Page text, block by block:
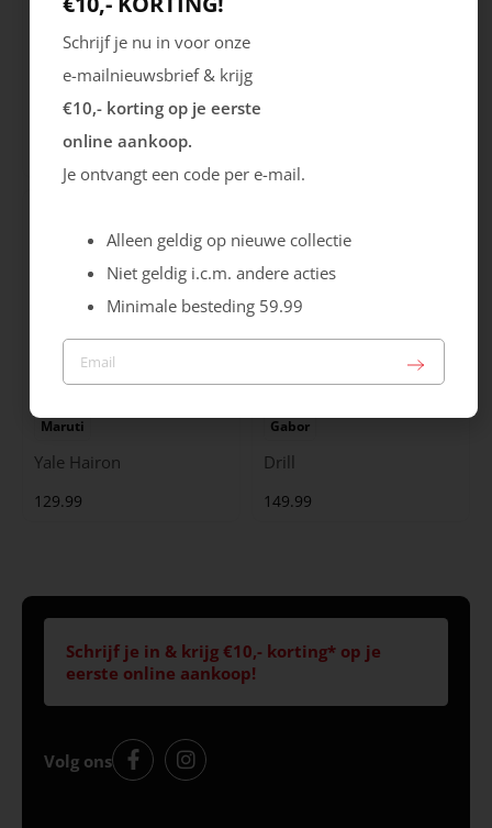
Rieker
Cristallino
Maruti
Yale Hairon
129.99
Gabor
Drill
149.99
Schrijf je in & krijg €10,- korting* op je
eerste online aankoop!
Volg ons
Schrijf je nu in voor onze
e-mailnieuwsbrief & krijg
€10,- korting op je eerste
online aankoop.
Je ontvangt een code per e-mail.
Alleen geldig op nieuwe collectie
Niet geldig i.c.m. andere acties
Minimale besteding 59.99